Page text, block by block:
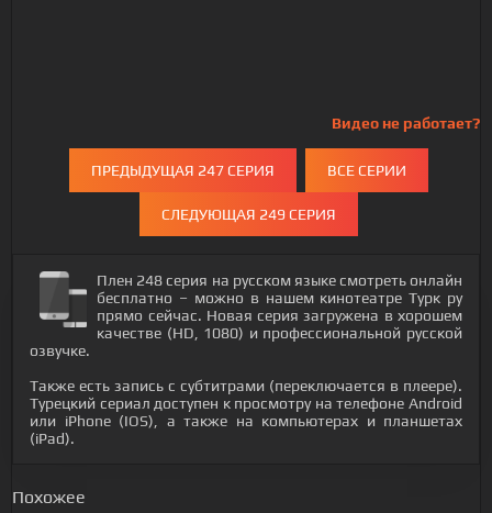
Видео не работает?
ПРЕДЫДУЩАЯ 247 СЕРИЯ ВСЕ СЕРИИ
СЛЕДУЮЩАЯ 249 СЕРИЯ
Плен 248 серия на русском языке смотреть онлайн
бесплатно – можно в нашем кинотеатре Турк ру
прямо сейчас. Новая серия загружена в хорошем
качестве (HD, 1080) и профессиональной русской
озвучке.
Также есть запись с субтитрами (переключается в плеере).
Турецкий сериал доступен к просмотру на телефоне Android
или iPhone (IOS), а также на компьютерах и планшетах
(iPad).
Похожее